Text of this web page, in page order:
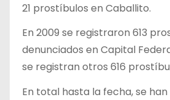
21 prostíbulos en Caballito.
En 2009 se registraron 613
denunciados en Capital
se registran otros 616
En total hasta la fecha, se han